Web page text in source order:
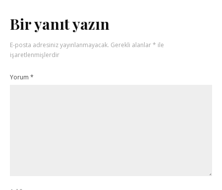
Bir yanıt yazın
E-posta adresiniz yayınlanmayacak. Gerekli alanlar* ile
işaretlenmişlerdir
Yorum *